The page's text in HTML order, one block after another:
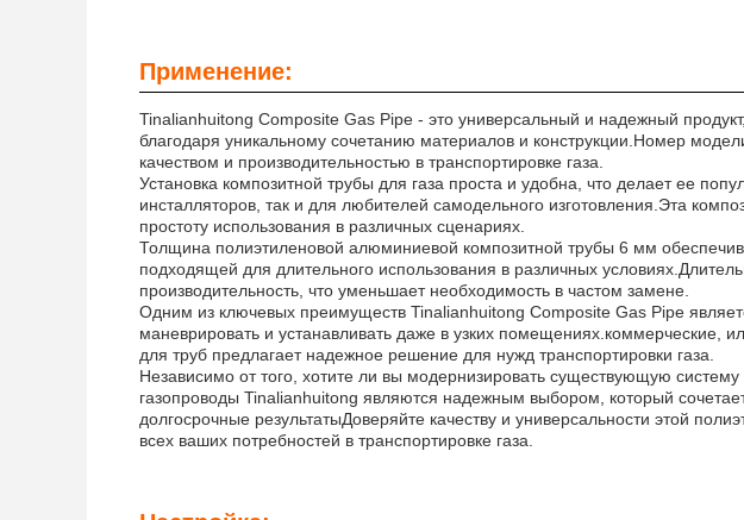
Применение:
Tinalianhuitong Composite Gas Pipe - это универсальный и надежный
благодаря уникальному сочетанию материалов и конструкции.Номер
качеством и производительностью в транспортировке газа.
Установка композитной трубы для газа проста и удобна, что делает ее
инсталляторов, так и для любителей самодельного изготовления.Эта
простоту использования в различных сценариях.
Толщина полиэтиленовой алюминиевой композитной трубы 6 мм
подходящей для длительного использования в различных
производительность, что уменьшает необходимость в частом замене.
Одним из ключевых преимуществ Tinalianhuitong Composite Gas Pipe
маневрировать и устанавливать даже в узких помещениях.коммерческие,
для труб предлагает надежное решение для нужд транспортировки газа.
Независимо от того, хотите ли вы модернизировать существующую
газопроводы Tinalianhuitong являются надежным выбором, который
долгосрочные результатыДоверяйте качеству и универсальности этой
всех ваших потребностей в транспортировке газа.